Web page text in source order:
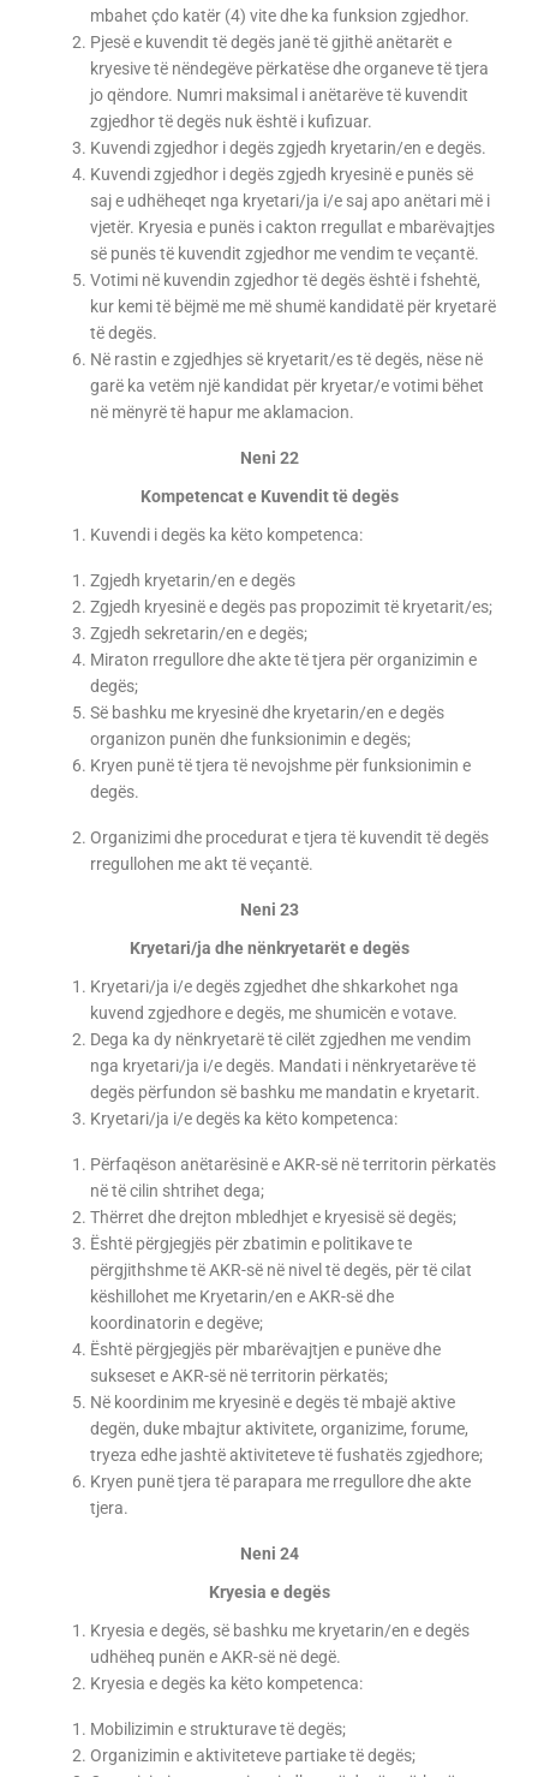
mbahet çdo katër (4) vite dhe ka funksion zgjedhor.
Pjesë e kuvendit të degës janë të gjithë anëtarët e
kryesive të nëndegëve përkatëse dhe organeve të tjera
jo qëndore. Numri maksimal i anëtarëve të kuvendit
zgjedhor të degës nuk është i kufizuar.
Kuvendi zgjedhor i degës zgjedh kryetarin/en e degës.
Kuvendi zgjedhor i degës zgjedh kryesinë e punës së
saj e udhëheqet nga kryetari/ja i/e saj apo anëtari më i
vjetër. Kryesia e punës i cakton rregullat e mbarëvajtjes
së punës të kuvendit zgjedhor me vendim te veçantë.
Votimi në kuvendin zgjedhor të degës është i fshehtë,
kur kemi të bëjmë me më shumë kandidatë për kryetarë
të degës.
Në rastin e zgjedhjes së kryetarit/es të degës, nëse në
garë ka vetëm një kandidat për kryetar/e votimi bëhet
në mënyrë të hapur me aklamacion.
Neni 22
Kompetencat e Kuvendit të degës
Kuvendi i degës ka këto kompetenca:
Zgjedh kryetarin/en e degës
Zgjedh kryesinë e degës pas propozimit të kryetarit/es;
Zgjedh sekretarin/en e degës;
Miraton rregullore dhe akte të tjera për organizimin e
degës;
Së bashku me kryesinë dhe kryetarin/en e degës
organizon punën dhe funksionimin e degës;
Kryen punë të tjera të nevojshme për funksionimin e
degës.
Organizimi dhe procedurat e tjera të kuvendit të degës
rregullohen me akt të veçantë.
Neni 23
Kryetari/ja dhe nënkryetarët e degës
Kryetari/ja i/e degës zgjedhet dhe shkarkohet nga
kuvend zgjedhore e degës, me shumicën e votave.
Dega ka dy nënkryetarë të cilët zgjedhen me vendim
nga kryetari/ja i/e degës. Mandati i nënkryetarëve të
degës përfundon së bashku me mandatin e kryetarit.
Kryetari/ja i/e degës ka këto kompetenca:
Përfaqëson anëtarësinë e AKR-së në territorin përkatës
në të cilin shtrihet dega;
Thërret dhe drejton mbledhjet e kryesisë së degës;
Është përgjegjës për zbatimin e politikave te
përgjithshme të AKR-së në nivel të degës, për të cilat
këshillohet me Kryetarin/en e AKR-së dhe
koordinatorin e degëve;
Është përgjegjës për mbarëvajtjen e punëve dhe
sukseset e AKR-së në territorin përkatës;
Në koordinim me kryesinë e degës të mbajë aktive
degën, duke mbajtur aktivitete, organizime, forume,
tryeza edhe jashtë aktiviteteve të fushatës zgjedhore;
Kryen punë tjera të parapara me rregullore dhe akte
tjera.
Neni 24
Kryesia e degës
Kryesia e degës, së bashku me kryetarin/en e degës
udhëheq punën e AKR-së në degë.
Kryesia e degës ka këto kompetenca:
Mobilizimin e strukturave të degës;
Organizimin e aktiviteteve partiake të degës;